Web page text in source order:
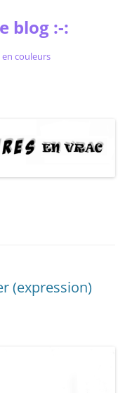
blog :-:
couleurs
(expression)